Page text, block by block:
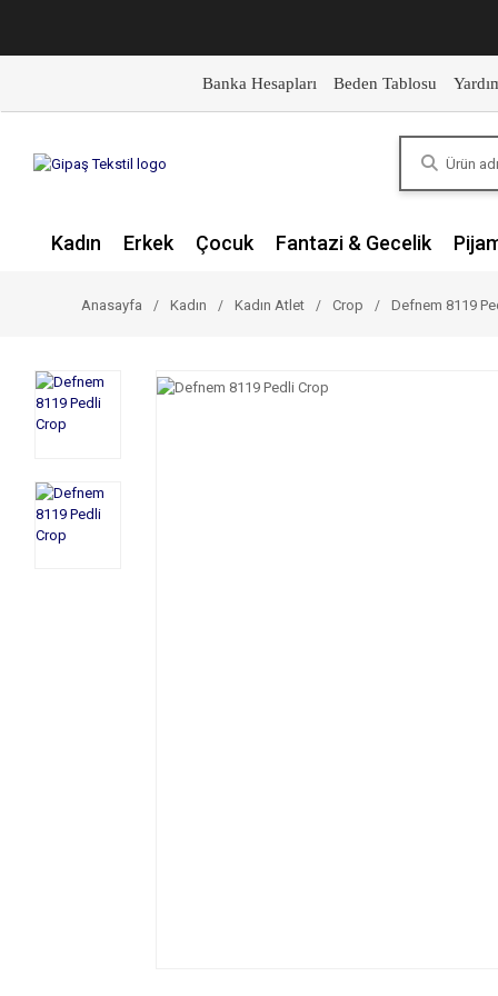
Banka Hesapları Beden Tablosu
Kadın Erkek Çocuk Fantazi & Gecelik
Anasayfa Kadın Kadın Atlet Crop Defnem 8119